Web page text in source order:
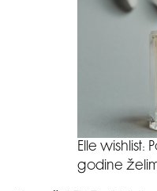
Elle wishlist:
godine